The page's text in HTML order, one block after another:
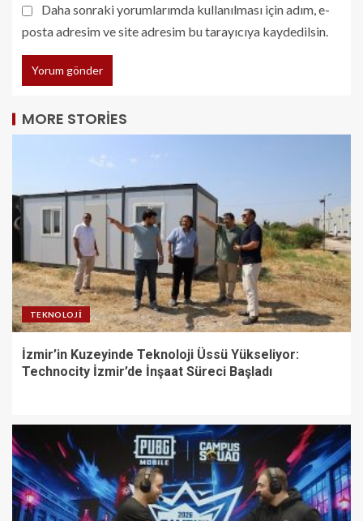
Daha sonraki yorumlarımda kullanılması için adım, e-
posta adresim ve site adresim bu tarayıcıya kaydedilsin.
MORE STORIES
TEKNOLOJI
İzmir’in Kuzeyinde Teknoloji Üssü Yükseliyor:
Technocity İzmir’de İnşaat Süreci Başladı